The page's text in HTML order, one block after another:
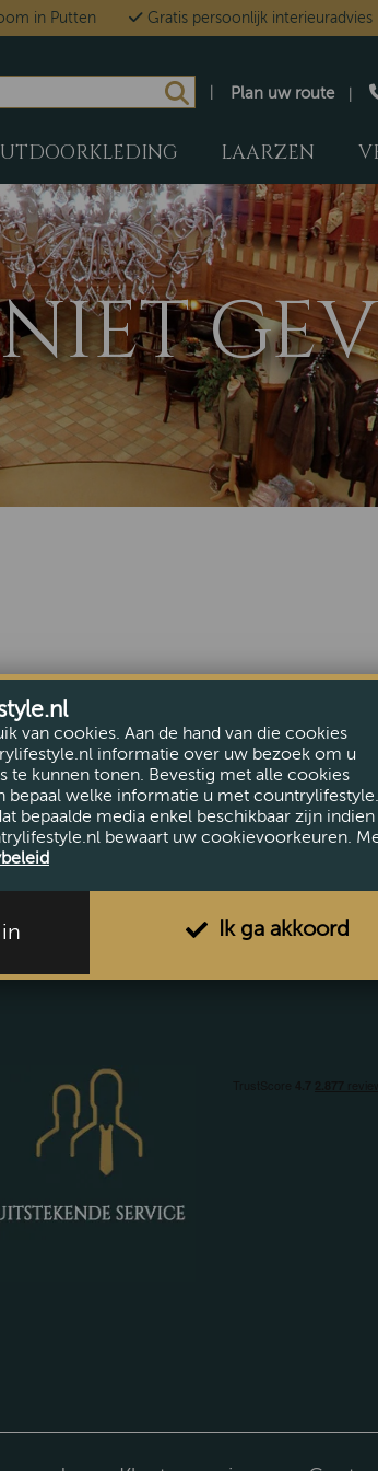
in Putten Gratis persoonlijk interieuradvies
Plan uw route
LAARZEN
Deze pagina bestaat niet
Ga terug naar dehomepage
van cookies. Aan de hand van die cookies
informatie over uw bezoek om u
te kunnen tonen. Bevestig met alle cookies
bepaal welke informatie u met
bepaalde media enkel beschikbaar zijn indien
bewaart uw cookievoorkeuren.
Ik ga akkoord